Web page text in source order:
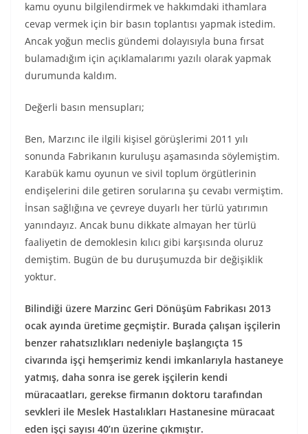
kamu oyunu bilgilendirmek ve hakkımdaki ithamlara
cevap vermek için bir basın toplantısı yapmak istedim.
Ancak yoğun meclis gündemi dolayısıyla buna fırsat
bulamadığım için açıklamalarımı yazılı olarak yapmak
durumunda kaldım.
Değerli basın mensupları;
Ben, Marzınc ile ilgili kişisel görüşlerimi 2011 yılı
sonunda Fabrikanın kuruluşu aşamasında söylemiştim.
Karabük kamu oyunun ve sivil toplum örgütlerinin
endişelerini dile getiren sorularına şu cevabı vermiştim.
İnsan sağlığına ve çevreye duyarlı her türlü yatırımın
yanındayız. Ancak bunu dikkate almayan her türlü
faaliyetin de demoklesin kılıcı gibi karşısında oluruz
demiştim. Bugün de bu duruşumuzda bir değişiklik
yoktur.
Bilindiği üzere Marzinc Geri Dönüşüm Fabrikası 2013
ocak ayında üretime geçmiştir. Burada çalışan işçilerin
benzer rahatsızlıkları nedeniyle başlangıçta 15
civarında işçi hemşerimiz kendi imkanlarıyla hastaneye
yatmış, daha sonra ise gerek işçilerin kendi
müracaatları, gerekse firmanın doktoru tarafından
sevkleri ile Meslek Hastalıkları Hastanesine müracaat
eden işçi sayısı 40’ın üzerine çıkmıştır.